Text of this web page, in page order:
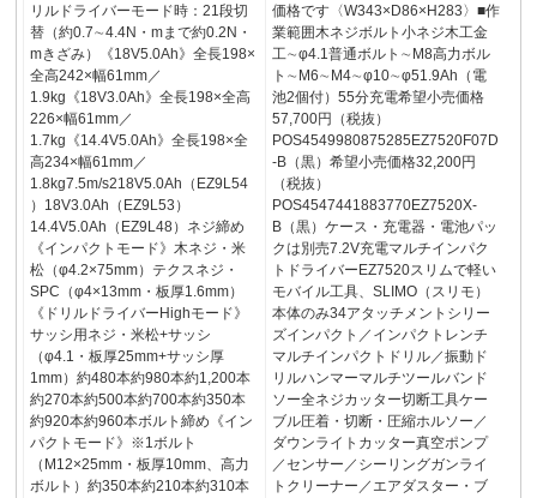
リルドライバーモード時：21段切
替（約0.7∼4.4N・mまで約0.2N・
mきざみ）《18V5.0Ah》全長198×
全高242×幅61mm／
1.9kg《18V3.0Ah》全長198×全高
226×幅61mm／
1.7kg《14.4V5.0Ah》全長198×全
高234×幅61mm／
1.8kg7.5m/s218V5.0Ah（EZ9L54
）18V3.0Ah（EZ9L53）
14.4V5.0Ah（EZ9L48）ネジ締め
《インパクトモード》木ネジ・米
松（φ4.2×75mm）テクスネジ・
SPC（φ4×13mm・板厚1.6mm）
《ドリルドライバーHighモード》
サッシ用ネジ・米松+サッシ
（φ4.1・板厚25mm+サッシ厚
1mm）約480本約980本約1,200本
約270本約500本約700本約350本
約920本約960本ボルト締め《イン
パクトモード》※1ボルト
（M12×25mm・板厚10mm、高力
ボルト）約350本約210本約310本
価格です〈W343×D86×H283〉■作
業範囲木ネジボルト小ネジ木工金
工∼φ4.1普通ボルト∼M8高力ボル
ト∼M6∼M4∼φ10∼φ51.9Ah（電
池2個付）55分充電希望小売価格
57,700円（税抜）
POS4549980875285EZ7520F07D
-B（黒）希望小売価格32,200円
（税抜）
POS4547441883770EZ7520X-
B（黒）ケース・充電器・電池パッ
クは別売7.2V充電マルチインパク
トドライバーEZ7520スリムで軽い
モバイル工具、SLIMO（スリモ）
本体のみ34アタッチメントシリー
ズインパクト／インパクトレンチ
マルチインパクトドリル／振動ド
リルハンマーマルチツールバンド
ソー全ネジカッター切断工具ケー
ブル圧着・切断・圧縮ホルソー／
ダウンライトカッター真空ポンプ
／センサー／シーリングガンライ
トクリーナー／エアダスター・ブ